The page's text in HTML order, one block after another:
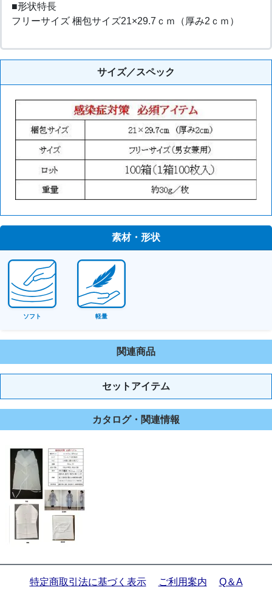
■形状特長
フリーサイズ 梱包サイズ21×29.7ｃｍ（厚み2ｃｍ）
サイズ／スペック
素材・形状
ソフト 軽量
関連商品
セットアイテム
カタログ・関連情報
特定商取引法に基づく表示 ご利用案内 Q＆A